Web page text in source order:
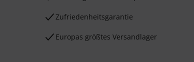
Zufriedenheitsgarantie
Europas größtes Versandlager